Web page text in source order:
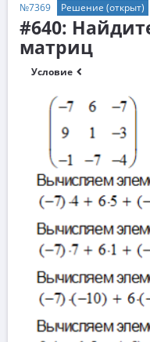
№7369 Решение (открыт)
#640:
матриц
Условие